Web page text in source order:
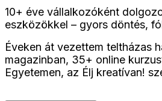
10+ éve vállalkozóként
eszközökkel – gyors döntés,
Éveken át vezettem teltházas
magazinban, 35+ online
Egyetemen, az Élj kreatívan!